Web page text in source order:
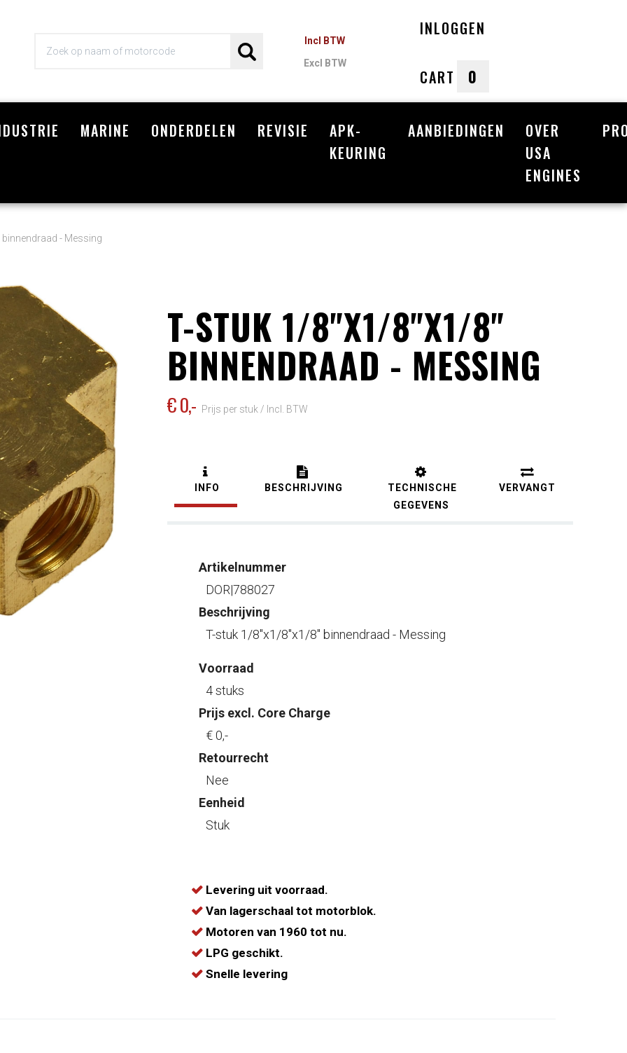
Incl BTW
Excl BTW
INLOGGEN
CART 0
Winkelwagen
MARINE ONDERDELEN REVISIE
APK-
KEURING
AANBIEDINGEN
OVER
USA
ENGINES
- Messing
T-STUK 1/8"X1/8"X1/8"
BINNENDRAAD - MESSING
€ 0,- Prijs per stuk / Incl. BTW
INFO BESCHRIJVING
TECHNISCHE
GEGEVENS
VERVANGT
Artikelnummer
DOR|788027
Beschrijving
T-stuk 1/8"x1/8"x1/8" binnendraad - Messing
Voorraad
4 stuks
Prijs excl. Core Charge
€ 0,-
Retourrecht
Nee
Eenheid
Stuk
Levering uit voorraad.
Van lagerschaal tot motorblok.
Motoren van 1960 tot nu.
LPG geschikt.
Snelle levering